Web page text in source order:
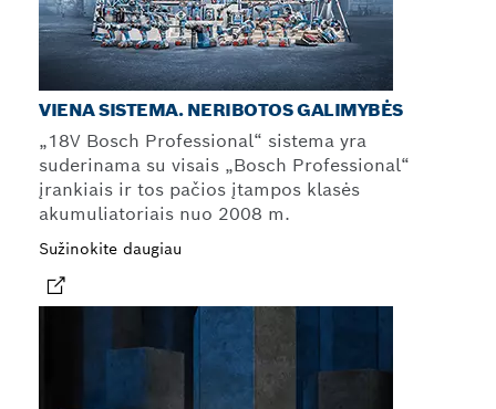
VIENA SISTEMA. NERIBOTOS GALIMYBĖS
„18V Bosch Professional“ sistema yra
suderinama su visais „Bosch Professional“
įrankiais ir tos pačios įtampos klasės
akumuliatoriais nuo 2008 m.
Sužinokite daugiau